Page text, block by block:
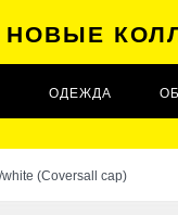
НОВЫЕ
ОДЕЖДА
(Coversall cap)